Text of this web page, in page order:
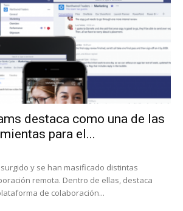
destaca como una de las
para el...
y se han masificado distintas
remota. Dentro de ellas, destaca
de colaboración...